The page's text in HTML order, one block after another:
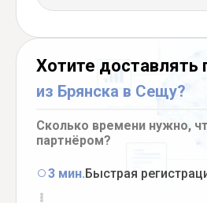
Хотите доставлять
из Брянска в Сещу?
Сколько времени нужно,
партнёром?
3 мин.Быстрая